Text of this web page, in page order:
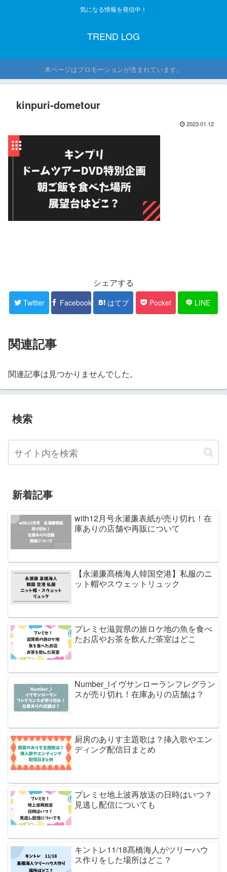
気になる情報を発信中！
TREND LOG
本ページはプロモーションが含まれています。
kinpuri-dometour
2023.01.12
シェアする
Twitter Facebook はてブ Pocket LINE
関連記事
関連記事は見つかりませんでした。
検索
新着記事
with12月号永瀬廉表紙が売り切れ！在
庫ありの店舗や再販について
【永瀬廉髙橋海人韓国空港】私服のニ
ット帽やスウェットリュック
プレミセ滋賀県の旅ロケ地の魚を食べ
たお店やお茶を飲んだ茶室はどこ
Number_iイヴサンローランフレグラン
スが売り切れ！在庫ありの店舗は？
厨房のありす主題歌は？挿入歌やエン
ディング配信日まとめ
プレミセ地上波再放送の日時はいつ？
見逃し配信についても
キントレ11/18髙橋海人がツリーハウ
ス作りをした場所はどこ？